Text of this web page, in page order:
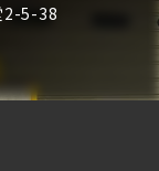
2-5-38